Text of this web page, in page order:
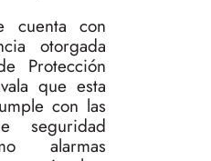
cuenta con
otorgada
Protección
que esta
con las
seguridad
alarmas